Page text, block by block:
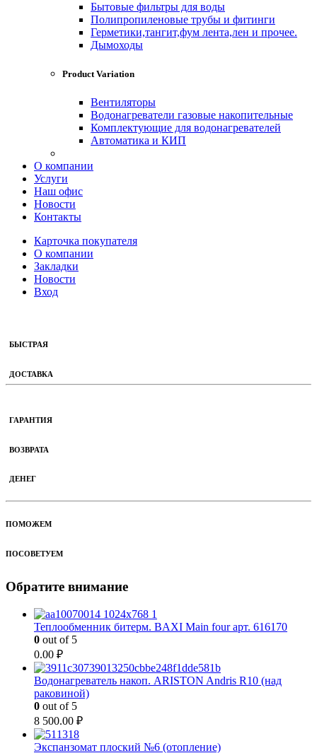
Бытовые фильтры для воды
Полипропиленовые трубы и фитинги
Герметики,тангит,фум лента,лен и прочее.
Дымоходы
Product Variation
Вентиляторы
Водонагреватели газовые накопительные
Комплектующие для водонагревателей
Автоматика и КИП
О компании
Услуги
Наш офис
Новости
Контакты
Карточка покупателя
О компании
Закладки
Новости
Вход
БЫСТРАЯ
ДОСТАВКА
ГАРАНТИЯ
ВОЗВРАТА
ДЕНЕГ
ПОМОЖЕМ
ПОСОВЕТУЕМ
Обратите внимание
Теплообменник битерм. BAXI Main four арт. 616170
0 out of 5
0.00 ₽
Водонагреватель накоп. ARISTON Andris R10 (над
раковиной)
0 out of 5
8 500.00 ₽
Экспанзомат плоский №6 (отопление)